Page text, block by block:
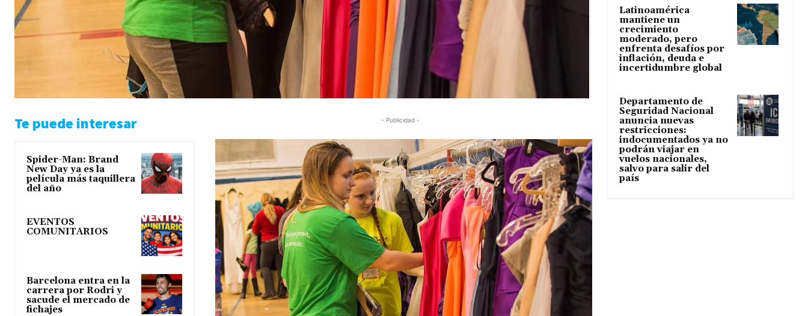
Te puede interesar
Spider-Man: Brand
New Day ya es la
película más taquillera
del año
EVENTOS
COMUNITARIOS
Barcelona entra en la
carrera por Rodri y
sacude el mercado de
fichajes
- Publicidad -
Latinoamérica
mantiene un
crecimiento
moderado, pero
enfrenta desafíos por
inflación, deuda e
incertidumbre global
Departamento de
Seguridad Nacional
anuncia nuevas
restricciones:
indocumentados ya no
podrán viajar en
vuelos nacionales,
salvo para salir del
país